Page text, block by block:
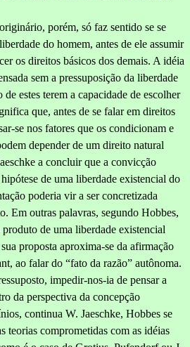
porém, só faz sentido se se
do homem, antes de ele assumir
os direitos básicos dos demais. A idéia
sem a pressuposição da liberdade
estes terem a capacidade de escolher
que, antes de se falar em direitos
se nos fatores que os condicionam e
depender de um direito natural
a concluir que a convicção
de uma liberdade existencial do
poderia vir a ser concretizada
Em outras palavras, segundo Hobbes,
de uma liberdade existencial
proposta aproxima-se da afirmação
ao falar do “fato da razão” autônoma.
impedir-nos-ia de pensar a
da perspectiva da concepção
continua W. Jaeschke, Hobbes se
teorias comprometidas com as idéias